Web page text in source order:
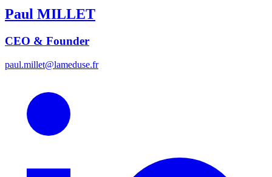
Paul MILLET
CEO & Founder
paul.millet@lameduse.fr